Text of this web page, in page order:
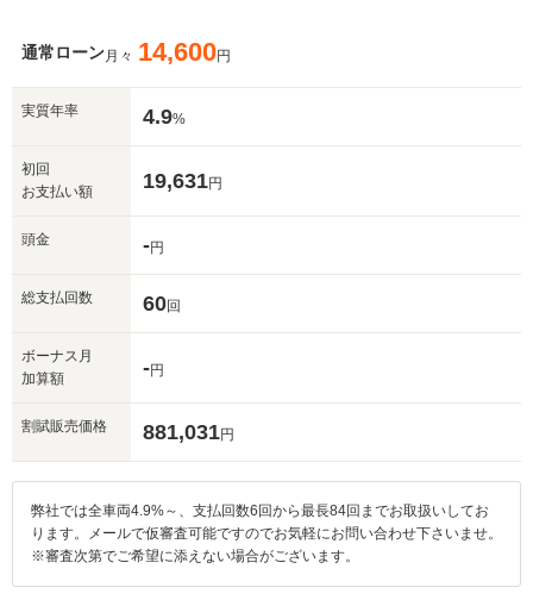
通常ローン月々 14,600円
実質年率 4.9%
初回
お支払い額
19,631円
頭金 -円
総支払回数 60回
ボーナス月
加算額
-円
割賦販売価格 881,031円
弊社では全車両4.9%～、支払回数6回から最長84回までお取扱いしてお
ります。メールで仮審査可能ですのでお気軽にお問い合わせ下さいませ。
※審査次第でご希望に添えない場合がございます。